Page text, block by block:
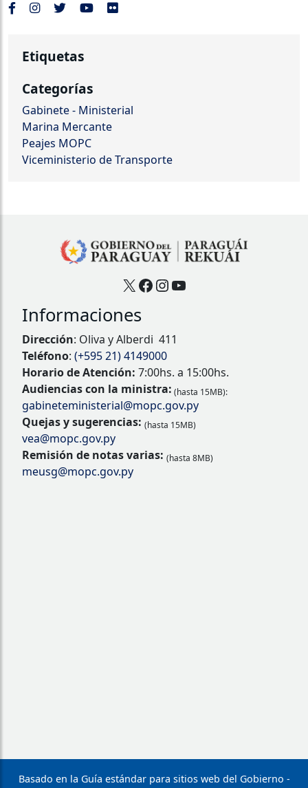
Etiquetas
Categorías
Gabinete - Ministerial
Marina Mercante
Peajes MOPC
Viceministerio de Transporte
X Facebook
Instagram
YouTube
Informaciones
Dirección: Oliva y Alberdi 411
Teléfono: (+595 21) 4149000
Horario de Atención: 7:00hs. a 15:00hs.
Audiencias con la ministra: (hasta 15MB):
gabineteministerial@mopc.gov.py
Quejas y sugerencias: (hasta 15MB)
vea@mopc.gov.py
Remisión de notas varias: (hasta 8MB)
meusg@mopc.gov.py
Basado en la Guía estándar para sitios web del Gobierno -